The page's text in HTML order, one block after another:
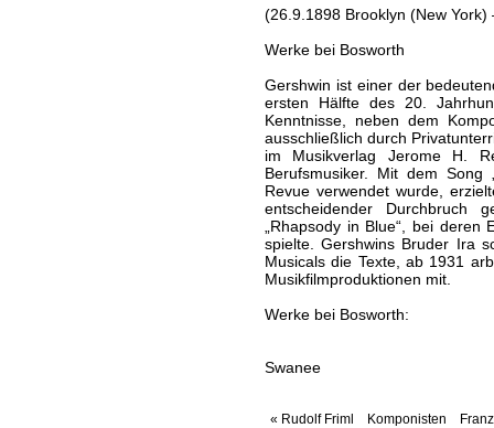
(26.9.1898 Brooklyn (New
Werke bei Bosworth
Gershwin ist einer der
ersten Hälfte des 20.
Kenntnisse, neben dem
ausschließlich durch
im Musikverlag Jerome H.
Berufsmusiker. Mit dem Song
Revue verwendet wurde,
entscheidender Durchbruch
„Rhapsody in Blue“, bei
spielte. Gershwins Bruder Ira
Musicals die Texte, ab 1931
Musikfilmproduktionen mit.
Werke bei Bosworth:
Swanee
« Rudolf Friml Komponisten